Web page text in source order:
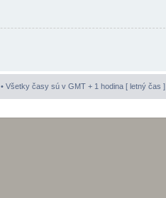
• Všetky časy sú v GMT + 1 hodina [ letný čas ]